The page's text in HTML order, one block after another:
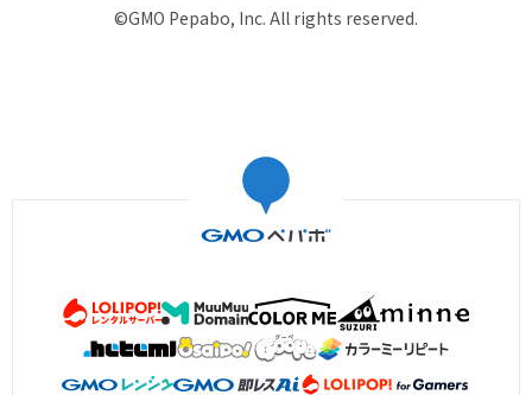
©GMO Pepabo, Inc. All rights reserved.